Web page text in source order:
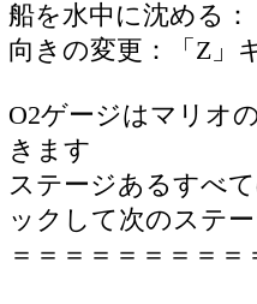
船を水中に沈める
向きの変更：「Z」
O2ゲージはマリオ
きます
ステージあるすべ
ックして次のステ
＝＝＝＝＝＝＝＝＝